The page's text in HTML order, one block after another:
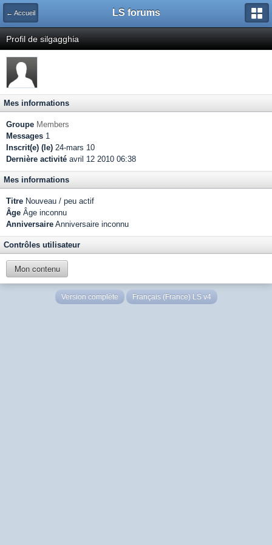
← Accueil LS forums
Profil de silgagghia
Mes informations
Groupe Members
Messages 1
Inscrit(e) (le) 24-mars 10
Dernière activité avril 12 2010 06:38
Mes informations
Titre Nouveau / peu actif
Âge Âge inconnu
Anniversaire Anniversaire inconnu
Contrôles utilisateur
Mon contenu
Version complète Français (France) LS v4